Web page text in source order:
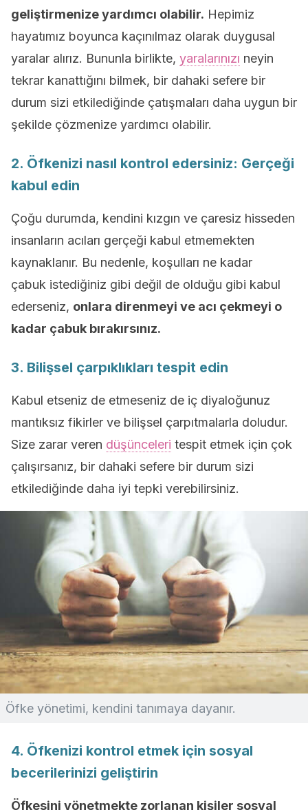
geliştirmenize yardımcı olabilir. Hepimiz
hayatımız boyunca kaçınılmaz olarak duygusal
yaralar alırız. Bununla birlikte, yaralarınızı neyin
tekrar kanattığını bilmek, bir dahaki sefere bir
durum sizi etkilediğinde çatışmaları daha uygun bir
şekilde çözmenize yardımcı olabilir.
2. Öfkenizi nasıl kontrol edersiniz: Gerçeği
kabul edin
Çoğu durumda, kendini kızgın ve çaresiz hisseden
insanların acıları gerçeği kabul etmemekten
kaynaklanır. Bu nedenle, koşulları ne kadar
çabuk istediğiniz gibi değil de olduğu gibi kabul
ederseniz, onlara direnmeyi ve acı çekmeyi o
kadar çabuk bırakırsınız.
3. Bilişsel çarpıklıkları tespit edin
Kabul etseniz de etmeseniz de iç diyaloğunuz
mantıksız fikirler ve bilişsel çarpıtmalarla doludur.
Size zarar veren düşünceleri tespit etmek için çok
çalışırsanız, bir dahaki sefere bir durum sizi
etkilediğinde daha iyi tepki verebilirsiniz.
Öfke yönetimi, kendini tanımaya dayanır.
4. Öfkenizi kontrol etmek için sosyal
becerilerinizi geliştirin
Öfkesini yönetmekte zorlanan kişiler sosyal